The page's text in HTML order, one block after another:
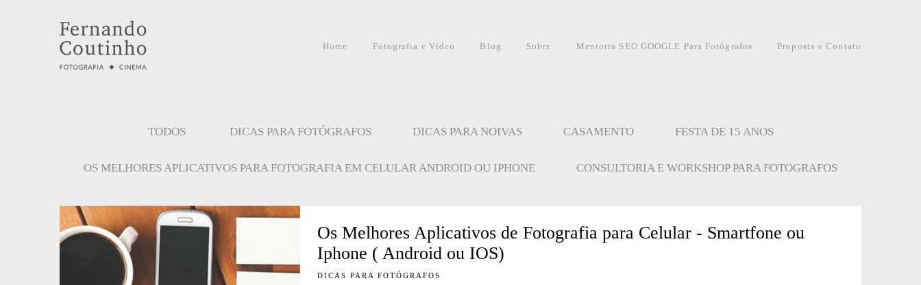
Home Fotografia e Vídeo Blog Sobre Mentoria SEO GOOGLE Para Fotógrafos Proposta e Contato
TODOS DICAS PARA FOTÓGRAFOS DICAS PARA NOIVAS CASAMENTO FESTA DE 15 ANOS
OS MELHORES APLICATIVOS PARA FOTOGRAFIA EM CELULAR ANDROID OU IPHONE CONSULTORIA E WORKSHOP PARA FOTOGRAFOS
Os Melhores Aplicativos de Fotografia para Celular - Smartfone ou
Iphone ( Android ou IOS)
DICAS PARA FOTÓGRAFOS